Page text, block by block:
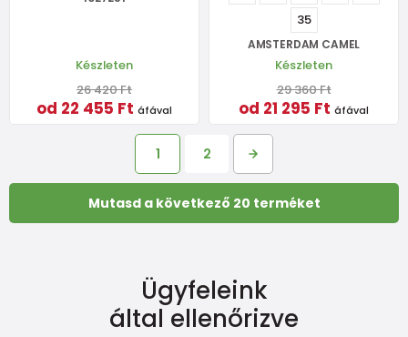
Készleten
26 420 Ft
od 22 455 Ft áfával
35
AMSTERDAM CAMEL
Készleten
29 360 Ft
od 21 295 Ft áfával
1 2
Mutasd a következő 20 terméket
Ügyfeleink
által ellenőrizve